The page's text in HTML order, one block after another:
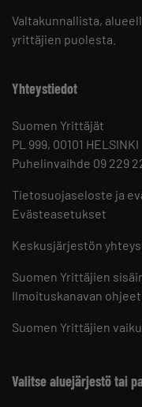
Valtakunnallista,
yrittäjien puolesta.
Yhteystiedot
Suomen Yrittäjät
PL 999, 00101 HELSINKI
Puhelinvaihde 09 229
Tietosuojaseloste ja
Evästeasetukset
Keskusjärjestön
Suomen Yrittäjien
Ilmoituskanavan
Suomen Yrittäjien
Valitse aluejärjestö tai